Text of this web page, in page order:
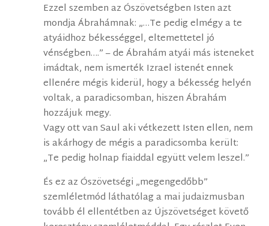
Ezzel szemben az Ószövetségben Isten azt
mondja Ábrahámnak: „…Te pedig elmégy a te
atyáidhoz békességgel, eltemettetel jó
vénségben….” – de Ábrahám atyái más isteneket
imádtak, nem ismerték Izrael istenét ennek
ellenére mégis kiderül, hogy a békesség helyén
voltak, a paradicsomban, hiszen Ábrahám
hozzájuk megy.
Vagy ott van Saul aki vétkezett Isten ellen, nem
is akárhogy de mégis a paradicsomba került:
„Te pedig holnap fiaiddal együtt velem leszel.”
És ez az Ószövetségi „megengedőbb”
szemléletmód láthatólag a mai judaizmusban
tovább él ellentétben az Újszövetséget követő